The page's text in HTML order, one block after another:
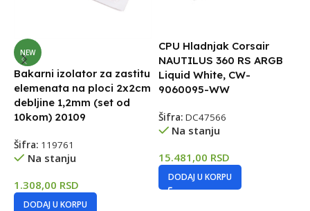
NEW
Bakarni izolator za zastitu
elemenata na ploci 2x2cm
debljine 1,2mm (set od
10kom) 20109
Šifra: 119761
Na stanju
1.308,00 RSD
DODAJ U KORPU
CPU Hladnjak Corsair
NAUTILUS 360 RS ARGB
Liquid White, CW-
9060095-WW
Šifra: DC47566
Na stanju
15.481,00 RSD
DODAJ U KORPU